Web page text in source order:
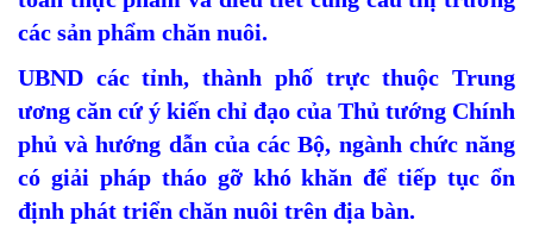
các sản phẩm chăn nuôi.
UBND các tỉnh, thành phố trực thuộc Trung
ương căn cứ ý kiến chỉ đạo của Thủ tướng Chính
phủ và hướng dẫn của các Bộ, ngành chức năng
có giải pháp tháo gỡ khó khăn để tiếp tục ổn
định phát triển chăn nuôi trên địa bàn.